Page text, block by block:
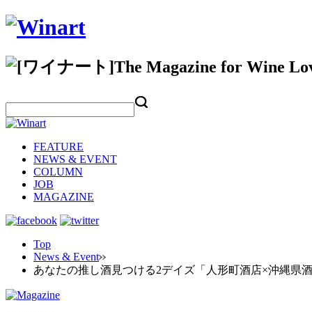
FEATURE
NEWS & EVENT
COLUMN
JOB
MAGAZINE
Top
News & Event
あなたの推し酒見つける2デイズ「人形町酒店×沖縄県